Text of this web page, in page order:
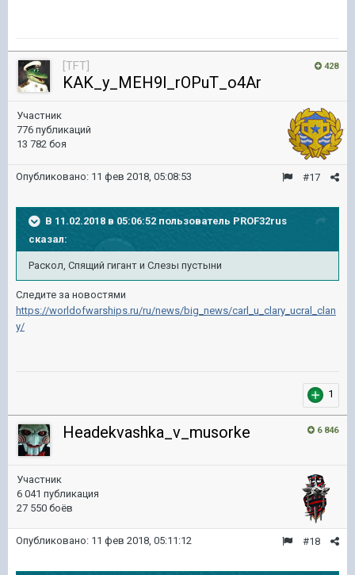
428
[TFT]
KAK_y_MEH9l_rOPuT_o4Ar
Участник
776 публикаций
13 782 боя
#17
Опубликовано: 11 фев 2018, 05:08:53
В 11.02.2018 в 05:06:52 пользователь PROF32rus
сказал:
Раскол, Спящий гигант и Слезы пустыни
Следите за новостями
https://worldofwarships.ru/ru/news/big_news/carl_u_clary_ucral_clan
y/
1
6 846
Headekvashka_v_musorke
Участник
6 041 публикация
27 550 боёв
#18
Опубликовано: 11 фев 2018, 05:11:12